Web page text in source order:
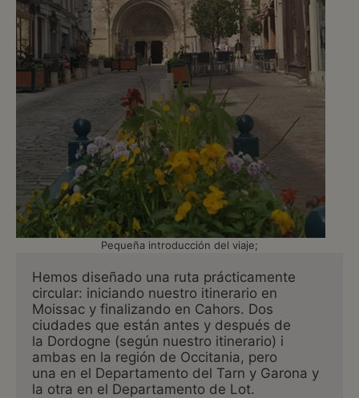
Pequeña introducción del viaje;
Hemos diseñado una ruta prácticamente
circular: iniciando nuestro itinerario en
Moissac y finalizando en Cahors. Dos
ciudades que están antes y después de
la Dordogne (según nuestro itinerario) i
ambas en la región de Occitania, pero
una en el Departamento del Tarn y Garona y
la otra en el Departamento de Lot.